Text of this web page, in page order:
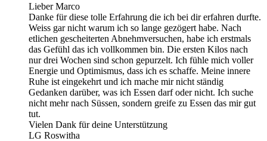
Lieber Marco
Danke für diese tolle Erfahrung die ich bei dir erfahren durfte.
Weiss gar nicht warum ich so lange gezögert habe. Nach
etlichen gescheiterten Abnehmversuchen, habe ich erstmals
das Gefühl das ich vollkommen bin. Die ersten Kilos nach
nur drei Wochen sind schon gepurzelt. Ich fühle mich voller
Energie und Optimismus, dass ich es schaffe. Meine innere
Ruhe ist eingekehrt und ich mache mir nicht ständig
Gedanken darüber, was ich Essen darf oder nicht. Ich suche
nicht mehr nach Süssen, sondern greife zu Essen das mir gut
tut.
Vielen Dank für deine Unterstützung
LG Roswitha